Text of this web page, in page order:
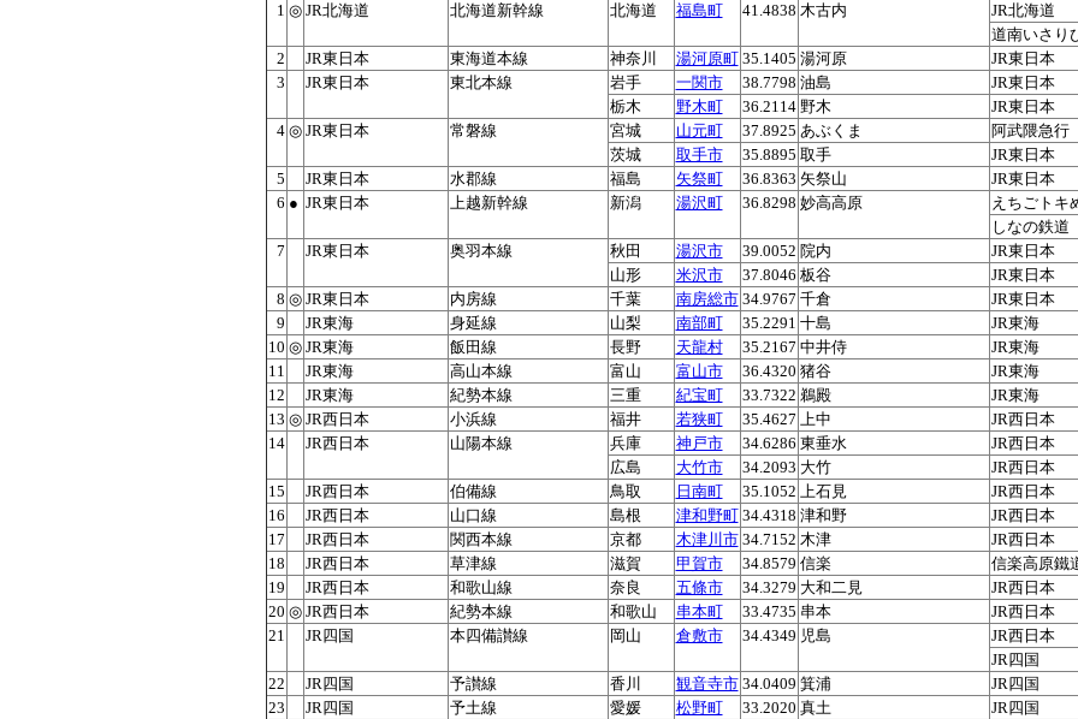
1 ◎ JR北海道 北海道新幹線 北海道 福島町 41.4838 木古内 JR北海道
道南いさり
2
JR東日本 東海道本線 神奈川 湯河原町 35.1405 湯河原 JR東日本
3
JR東日本 東北本線 岩手 一関市 38.7798 油島 JR東日本
栃木
野木町 36.2114 野木 JR東日本
4 ◎ JR東日本 常磐線 宮城 山元町 37.8925 あぶくま 阿武隈急行
茨城
取手市 35.8895 取手 JR東日本
5
JR東日本 水郡線 福島 矢祭町 36.8363 矢祭山 JR東日本
6 ● JR東日本 上越新幹線 新潟 湯沢町 36.8298 妙高高原 えちごトキ
しなの鉄道
7
JR東日本 奥羽本線 秋田 湯沢市 39.0052 院内 JR東日本
山形
米沢市 37.8046 板谷 JR東日本
8 ◎ JR東日本 内房線 千葉 南房総市 34.9767 千倉 JR東日本
9
JR東海 身延線 山梨 南部町 35.2291 十島 JR東海
10 ◎ JR東海 飯田線 長野 天龍村 35.2167 中井侍 JR東海
11
JR東海 高山本線 富山 富山市 36.4320 猪谷 JR東海
12
JR東海 紀勢本線 三重 紀宝町 33.7322 鵜殿 JR東海
13 ◎ JR西日本 小浜線 福井 若狭町 35.4627 上中 JR西日本
14
JR西日本 山陽本線 兵庫 神戸市 34.6286 東垂水 JR西日本
広島
大竹市 34.2093 大竹 JR西日本
15
JR西日本 伯備線 鳥取 日南町 35.1052 上石見 JR西日本
16
JR西日本 山口線 島根 津和野町 34.4318 津和野 JR西日本
17
JR西日本 関西本線 京都 木津川市 34.7152 木津 JR西日本
18
JR西日本 草津線 滋賀 甲賀市 34.8579 信楽 信楽高原鐵
19
JR西日本 和歌山線 奈良 五條市 34.3279 大和二見 JR西日本
20 ◎ JR西日本 紀勢本線 和歌山 串本町 33.4735 串本 JR西日本
21
JR四国 本四備讃線 岡山 倉敷市 34.4349 児島 JR西日本
JR四国
22
JR四国 予讃線 香川 観音寺市 34.0409 箕浦 JR四国
23
JR四国 予土線 愛媛 松野町 33.2020 真土 JR四国